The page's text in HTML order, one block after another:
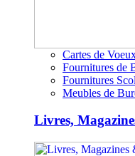
Cartes de
Fournitures de
Fournitures
Meubles de
Livres,